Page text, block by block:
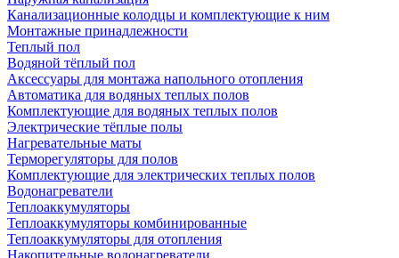
Канализационные колодцы и комплектующие к ним
Монтажные принадлежности
Теплый пол
Водяной тёплый пол
Аксессуары для монтажа напольного отопления
Автоматика для водяных теплых полов
Комплектующие для водяных теплых полов
Электрические тёплые полы
Нагревательные маты
Терморегуляторы для полов
Комплектующие для электрических теплых полов
Водонагреватели
Теплоаккумуляторы
Теплоаккумуляторы комбинированные
Теплоаккумуляторы для отопления
Накопительные водонагреватели